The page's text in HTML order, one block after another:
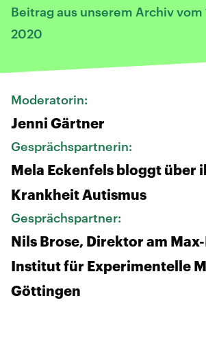
Beitrag aus unserem Archiv
2020
Moderatorin:
Jenni Gärtner
Gesprächspartnerin:
Mela Eckenfels bloggt über
Krankheit Autismus
Gesprächspartner:
Nils Brose, Direktor am
Institut für Experimentelle
Göttingen